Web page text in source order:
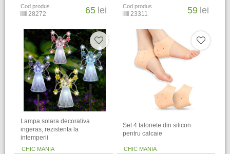
Cod produs
28272 65 lei Cod produs
23311 59 lei
Lampa solara decorativa
ingeras, rezistenta la
intemperii
CHIC MANIA
Set 4 talonete din silicon
pentru calcaie
CHIC MANIA